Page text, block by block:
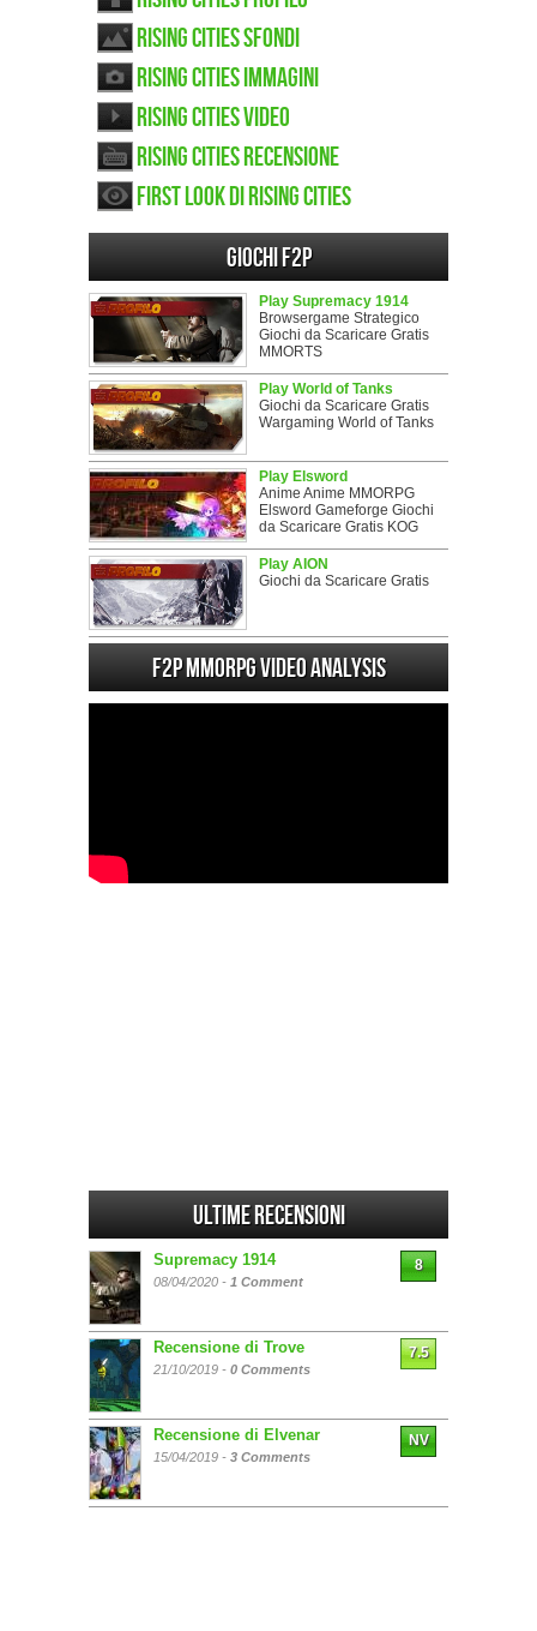
Rising Cities sfondi
Rising Cities immagini
Rising Cities video
Rising Cities recensione
First look di Rising Cities
Giochi F2P
Play Supremacy 1914
Browsergame Strategico
Giochi da Scaricare Gratis
MMORTS
Play World of Tanks
Giochi da Scaricare Gratis
Wargaming World of Tanks
Play Elsword
Anime Anime MMORPG
Elsword Gameforge Giochi
da Scaricare Gratis KOG
Play AION
Giochi da Scaricare Gratis
F2P MMORPG Video analysis
Ultime Recensioni
Supremacy 1914
08/04/2020 - 1 Comment
8
Recensione di Trove
21/10/2019 - 0 Comments
7.5
Recensione di Elvenar
15/04/2019 - 3 Comments
NV